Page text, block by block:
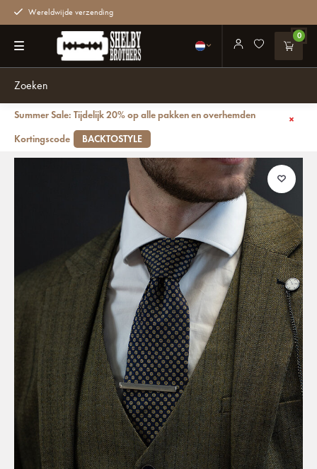
Wereldwijde verzending
0
Summer Sale: Tijdelijk 20% op alle pakken en overhemden
Kortingscode
BACKTOSTYLE
Zijden Stropdas | blauw/geel/wit | Elegante stropdas voor mannen